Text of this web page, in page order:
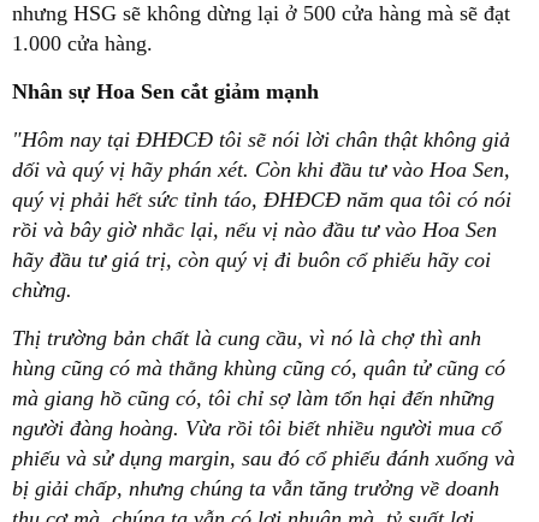
nhưng HSG sẽ không dừng lại ở 500 cửa hàng mà sẽ đạt
1.000 cửa hàng.
Nhân sự Hoa Sen cắt giảm mạnh
"Hôm nay tại ĐHĐCĐ tôi sẽ nói lời chân thật không giả
dối và quý vị hãy phán xét. Còn khi đầu tư vào Hoa Sen,
quý vị phải hết sức tỉnh táo, ĐHĐCĐ năm qua tôi có nói
rồi và bây giờ nhắc lại, nếu vị nào đầu tư vào Hoa Sen
hãy đầu tư giá trị, còn quý vị đi buôn cổ phiếu hãy coi
chừng.
Thị trường bản chất là cung cầu, vì nó là chợ thì anh
hùng cũng có mà thằng khùng cũng có, quân tử cũng có
mà giang hồ cũng có, tôi chỉ sợ làm tổn hại đến những
người đàng hoàng. Vừa rồi tôi biết nhiều người mua cổ
phiếu và sử dụng margin, sau đó cổ phiếu đánh xuống và
bị giải chấp, nhưng chúng ta vẫn tăng trưởng về doanh